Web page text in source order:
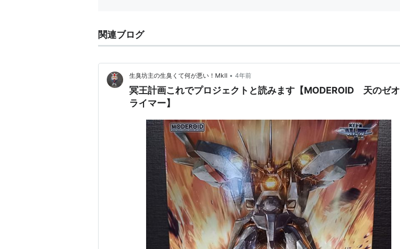
関連ブログ
生臭坊主の生臭くて何が悪い！MkⅡ • 4年前
冥王計画これでプロジェクトと読みます【MODEROID 天のゼオ
ライマー】